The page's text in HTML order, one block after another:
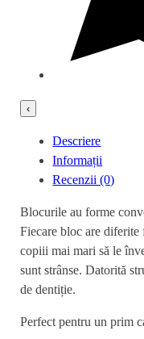
‹
Descriere
Informații
Recenzii (0)
Blocurile au forme
Fiecare bloc are diferite
copiii mai mari să le
sunt strânse. Datorită
de dentiție.
Perfect pentru un prim